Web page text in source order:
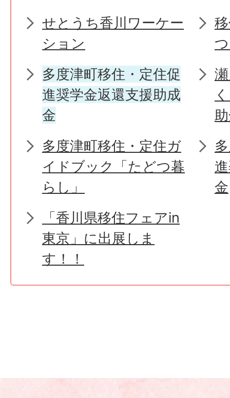
せとうち香川ワーケー
ション
多度津町移住・定住促
進奨学金返還支援助成
金
多度津町移住・定住ガ
イドブック「たどつ暮
らし」
金
「香川県移住フェアin
東京」に出展しま
す！！